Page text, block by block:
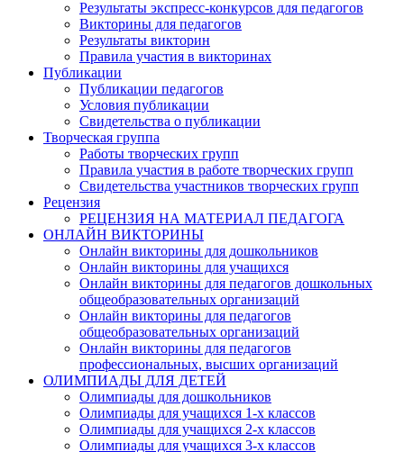
Результаты экспресс-конкурсов для педагогов
Викторины для педагогов
Результаты викторин
Правила участия в викторинах
Публикации
Публикации педагогов
Условия публикации
Свидетельства о публикации
Творческая группа
Работы творческих групп
Правила участия в работе творческих групп
Свидетельства участников творческих групп
Рецензия
РЕЦЕНЗИЯ НА МАТЕРИАЛ ПЕДАГОГА
ОНЛАЙН ВИКТОРИНЫ
Онлайн викторины для дошкольников
Онлайн викторины для учащихся
Онлайн викторины для педагогов дошкольных
общеобразовательных организаций
Онлайн викторины для педагогов
общеобразовательных организаций
Онлайн викторины для педагогов
профессиональных, высших организаций
ОЛИМПИАДЫ ДЛЯ ДЕТЕЙ
Олимпиады для дошкольников
Олимпиады для учащихся 1-х классов
Олимпиады для учащихся 2-х классов
Олимпиады для учащихся 3-х классов